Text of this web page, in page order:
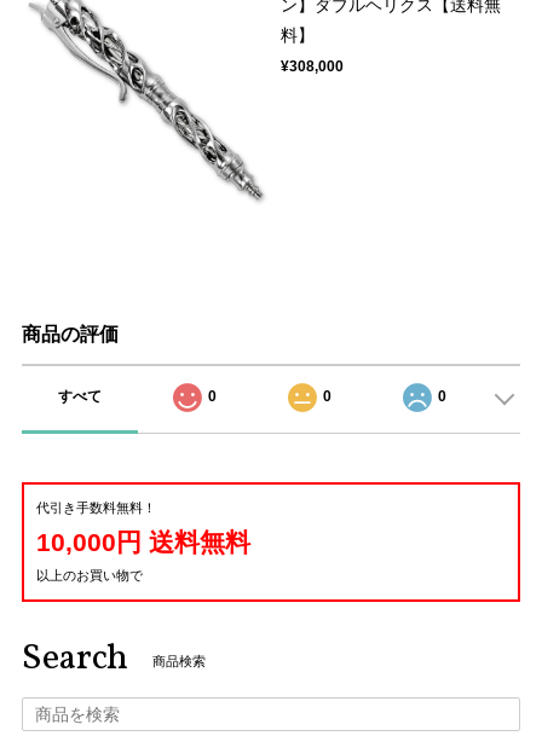
ン】ダブルヘリクス【送料無
料】
¥308,000
商品の評価
すべて 0 0 0
代引き手数料無料！
10,000円 送料無料
以上のお買い物で
Search 商品検索